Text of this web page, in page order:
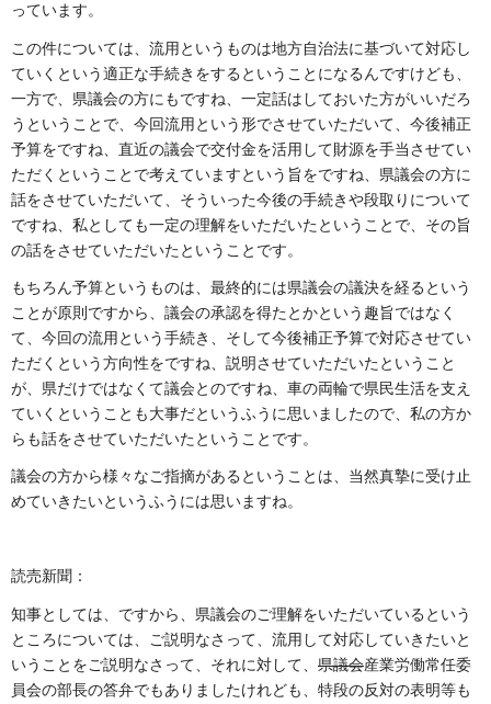
っています。
この件については、流用というものは地方自治法に基づいて対応し
ていくという適正な手続きをするということになるんですけども、
一方で、県議会の方にもですね、一定話はしておいた方がいいだろ
うということで、今回流用という形でさせていただいて、今後補正
予算をですね、直近の議会で交付金を活用して財源を手当させてい
ただくということで考えていますという旨をですね、県議会の方に
話をさせていただいて、そういった今後の手続きや段取りについて
ですね、私としても一定の理解をいただいたということで、その旨
の話をさせていただいたということです。
もちろん予算というものは、最終的には県議会の議決を経るという
ことが原則ですから、議会の承認を得たとかという趣旨ではなく
て、今回の流用という手続き、そして今後補正予算で対応させてい
ただくという方向性をですね、説明させていただいたということ
が、県だけではなくて議会とのですね、車の両輪で県民生活を支え
ていくということも大事だというふうに思いましたので、私の方か
らも話をさせていただいたということです。
議会の方から様々なご指摘があるということは、当然真摯に受け止
めていきたいというふうには思いますね。
読売新聞：
知事としては、ですから、県議会のご理解をいただいているという
ところについては、ご説明なさって、流用して対応していきたいと
いうことをご説明なさって、それに対して、 県議会産業労働常任委
員会の部長の答弁でもありましたけれども、特段の反対の表明等も